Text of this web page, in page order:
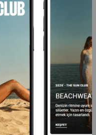
UZUN TÜYLÜ KADIN REX SUNI
KABAN TAŞ
12.999,99TL
-20%
%20 İNDİRİM